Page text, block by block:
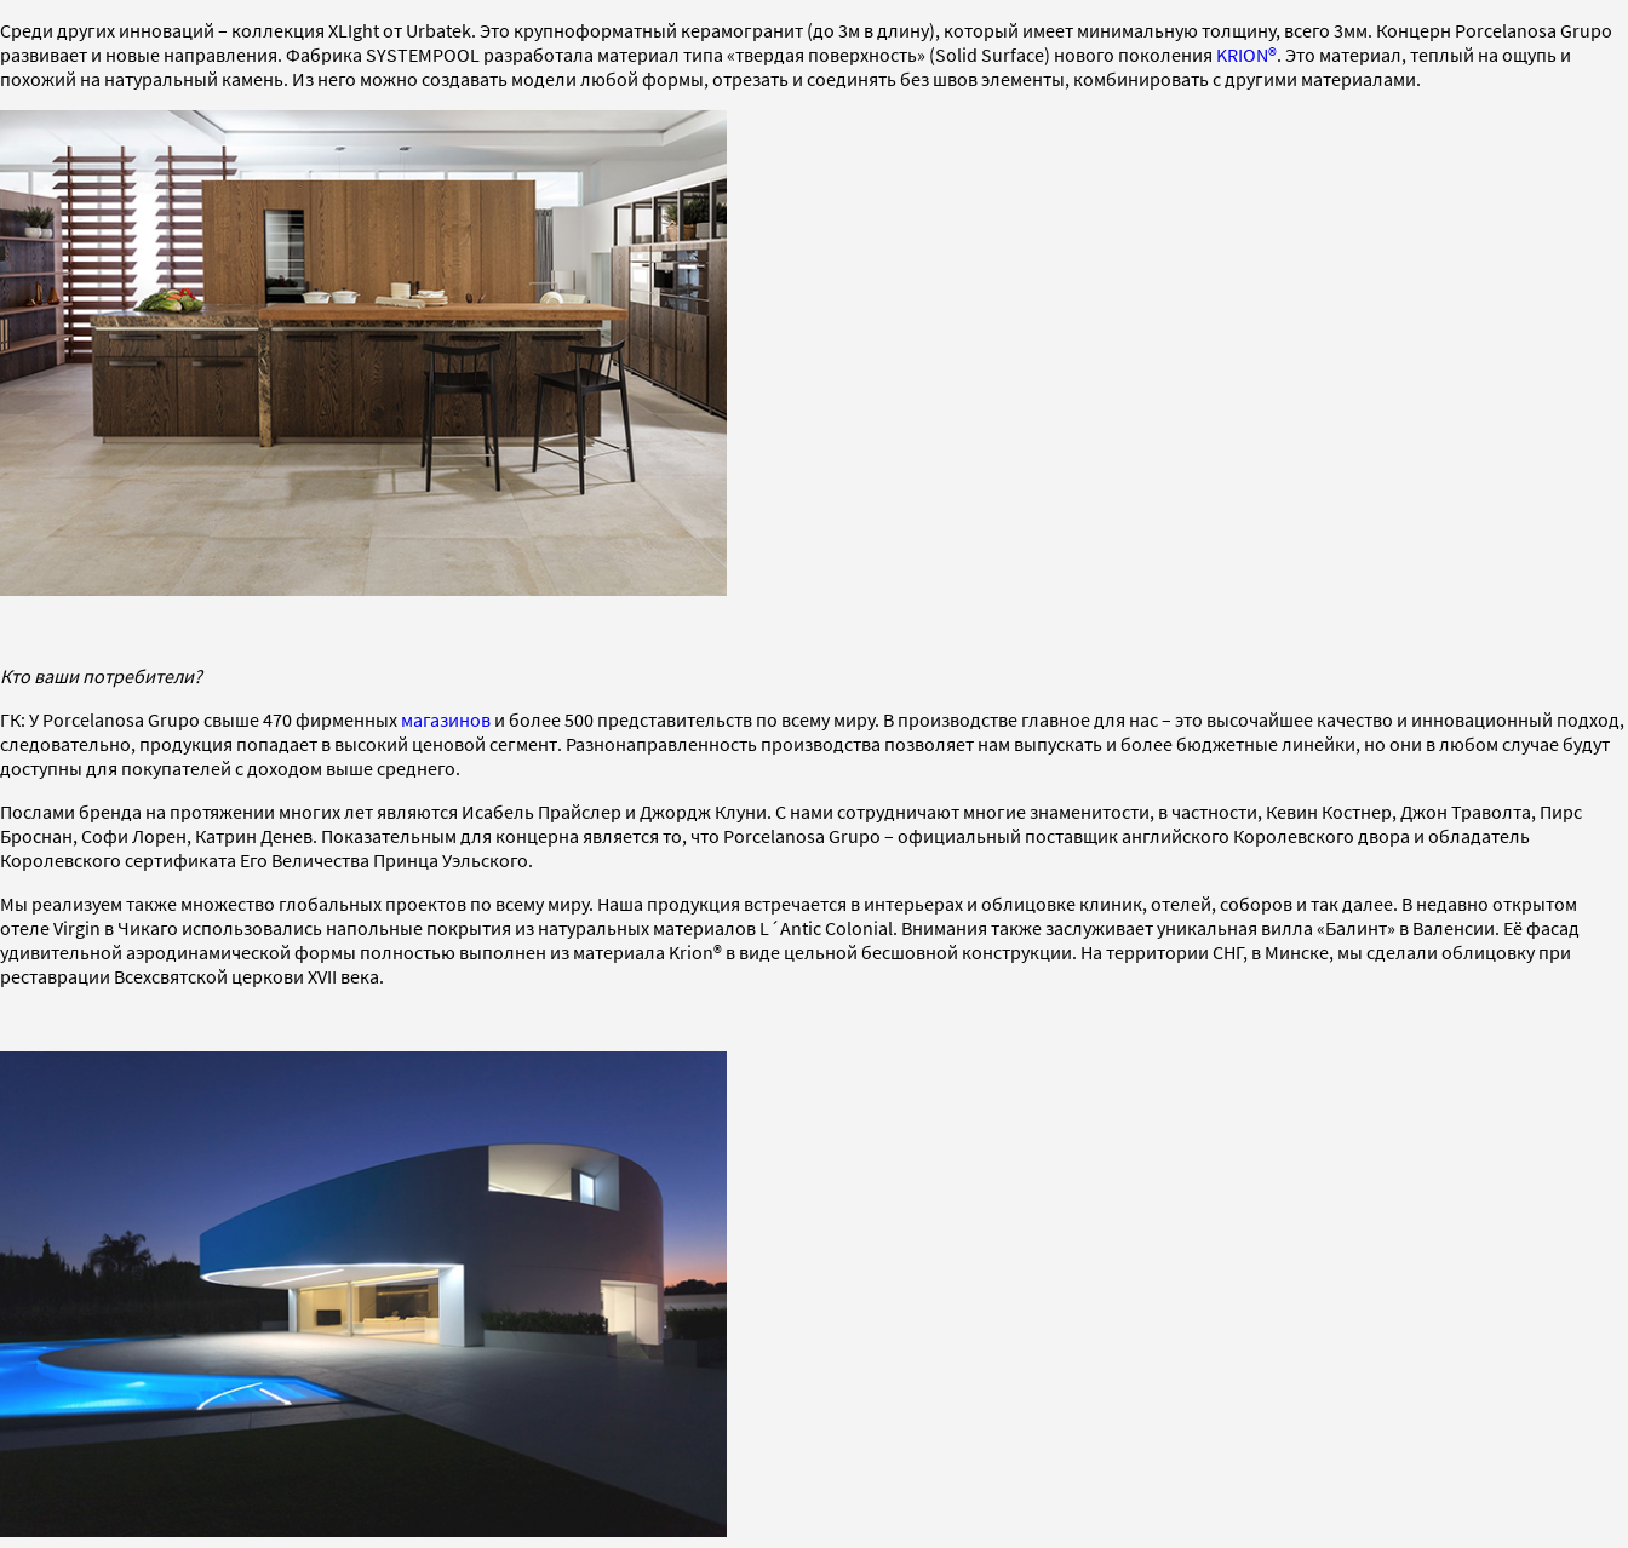
Среди других инноваций – коллекция XLIght от Urbatek. Это крупноформатный керамогранит (до 3м в длину), который имеет минимальную толщину, всего 3мм. Концерн Porcelanosa Grupo
развивает и новые направления. Фабрика SYSTEMPOOL разработала материал типа «твердая поверхность» (Solid Surface) нового поколения KRION®. Это материал, теплый на ощупь и
похожий на натуральный камень. Из него можно создавать модели любой формы, отрезать и соединять без швов элементы, комбинировать с другими материалами.
Кто ваши потребители?
ГК: У Porcelanosa Grupo свыше 470 фирменных магазинов и более 500 представительств по всему миру. В производстве главное для нас – это высочайшее качество и инновационный подход,
следовательно, продукция попадает в высокий ценовой сегмент. Разнонаправленность производства позволяет нам выпускать и более бюджетные линейки, но они в любом случае будут
доступны для покупателей с доходом выше среднего.
Послами бренда на протяжении многих лет являются Исабель Прайслер и Джордж Клуни. С нами сотрудничают многие знаменитости, в частности, Кевин Костнер, Джон Траволта, Пирс
Броснан, Софи Лорен, Катрин Денев. Показательным для концерна является то, что Porcelanosa Grupo – официальный поставщик английского Королевского двора и обладатель
Королевского сертификата Его Величества Принца Уэльского.
Мы реализуем также множество глобальных проектов по всему миру. Наша продукция встречается в интерьерах и облицовке клиник, отелей, соборов и так далее. В недавно открытом
отеле Virgin в Чикаго использовались напольные покрытия из натуральных материалов L´Antic Colonial. Внимания также заслуживает уникальная вилла «Балинт» в Валенсии. Её фасад
удивительной аэродинамической формы полностью выполнен из материала Krion® в виде цельной бесшовной конструкции. На территории СНГ, в Минске, мы сделали облицовку при
реставрации Всехсвятской церкови XVII века.